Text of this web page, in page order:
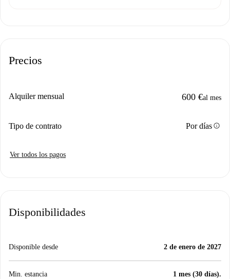
Precios
Alquiler mensual 600 €al mes
Tipo de contrato Por díasinfo
Ver todos los pagos
Disponibilidades
Disponible desde 2 de enero de 2027
Min. estancia 1 mes (30 días).